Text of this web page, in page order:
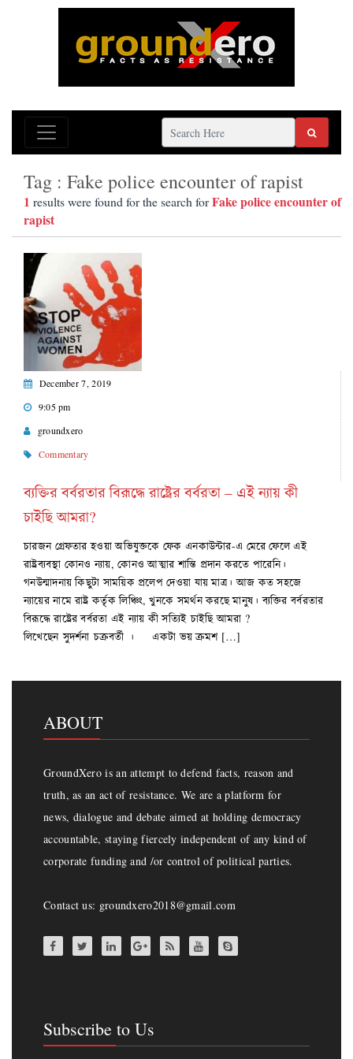
Tag : Fake police encounter of rapist
1 results were found for the search forFake police encounter of
rapist
December 7, 2019
9:05 pm
groundxero
Commentary
ব্যক্তির বর্বরতার বিরূদ্ধে রাষ্ট্রের বর্বরতা – এই ন্যায় কী
চাইছি আমরা?
চারজন গ্রেফতার হওয়া অভিযুক্তকে ফেক এনকাউন্টার-এ মেরে ফেলে এই
রাষ্ট্রব্যবস্থা কোনও ন্যায়, কোনও আত্মার শান্তি প্রদান করতে পারেনি।
গনউন্মাদনায় কিছুটা সাময়িক প্রলেপ দেওয়া যায় মাত্র। আজ কত সহজে
ন্যায়ের নামে রাষ্ট্র কর্তৃক লিঞ্চিং, খুনকে সমর্থন করছে মানুষ। ব্যক্তির বর্বরতার
বিরূদ্ধে রাষ্ট্রের বর্বরতা এই ন্যায় কী সত্যিই চাইছি আমরা ?
লিখেছেন সুদর্শনা চক্রবর্তী । একটা ভয় ক্রমশ […]
ABOUT
GroundXero is an attempt to defend facts, reason and
truth, as an act of resistance. We are a platform for
news, dialogue and debate aimed at holding democracy
accountable, staying fiercely independent of any kind of
corporate funding and /or control of political parties.
Contact us: groundxero2018@gmail.com
Subscribe to Us